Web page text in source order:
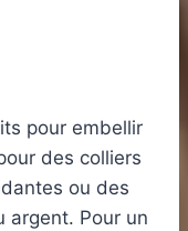
pour embellir
des colliers
ou des
argent. Pour un